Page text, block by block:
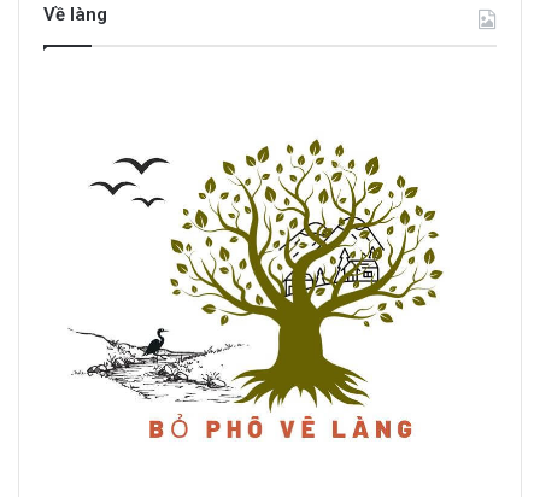
Về làng